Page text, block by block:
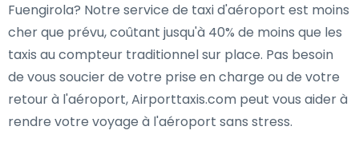
Fuengirola? Notre service de taxi d'aéroport est moins
cher que prévu, coûtant jusqu'à 40% de moins que les
taxis au compteur traditionnel sur place. Pas besoin
de vous soucier de votre prise en charge ou de votre
retour à l'aéroport, Airporttaxis.com peut vous aider à
rendre votre voyage à l'aéroport sans stress.